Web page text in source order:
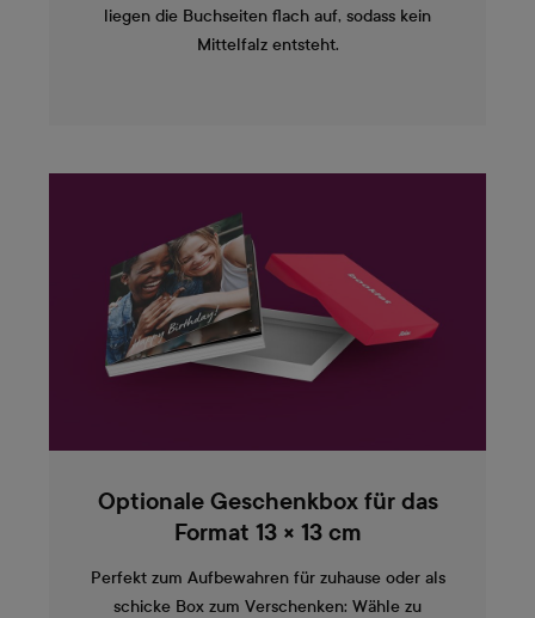
liegen die Buchseiten flach auf, sodass kein
Mittelfalz entsteht.
Optionale Geschenkbox für das
Format 13 × 13 cm
Perfekt zum Aufbewahren für zuhause oder als
schicke Box zum Verschenken: Wähle zu